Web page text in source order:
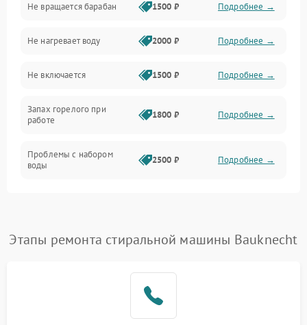
Слив
Программное обеспечение
Не вращается барабан 1500 ₽ Подробнее →
Не нагревает воду 2000 ₽ Подробнее →
Не включается 1500 ₽ Подробнее →
Запах горелого при
работе
1800 ₽ Подробнее →
Проблемы с набором
воды
2500 ₽ Подробнее →
2200 ₽ Подробнее →
Этапы ремонта стиральной машины Bauknecht